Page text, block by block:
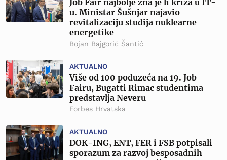
Job Fair najbolje zna je li kriza u IT-
u. Ministar Šušnjar najavio
revitalizaciju studija nuklearne
energetike
Bojan Bajgorić Šantić
AKTUALNO
Više od 100 poduzeća na 19. Job
Fairu, Bugatti Rimac studentima
predstavlja Neveru
Forbes Hrvatska
AKTUALNO
DOK-ING, ENT, FER i FSB potpisali
sporazum za razvoj besposadnih